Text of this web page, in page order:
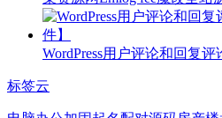
WordPress用户评论和回复
标签云